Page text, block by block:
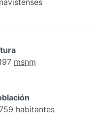
msnm
habitantes